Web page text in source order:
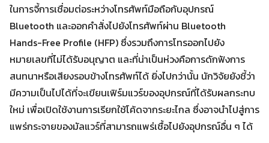
Search
for:
Search
ในการจี้การเชื่อมต่อระหว่างโทรศัพท์มือถือกับอุปกรณ์
Bluetooth และออกคำสั่งไปยังโทรศัพท์ผ่าน Bluetooth
Hands-Free Profile (HFP) ซึ่งรวมถึงการโทรออกไปยัง
หมายเลขที่ไม่ได้รับอนุญาต และที่น่าเป็นห่วงคือการดักฟังการ
สนทนาหรือเสียงรอบข้างโทรศัพท์ได้ ยิ่งไปกว่านั้น นักวิจัยยังชี้ว่า
มีความเป็นไปได้ที่จะเขียนเฟิร์มแวร์ของอุปกรณ์ที่ได้รับผลกระทบ
ใหม่ เพื่อเปิดใช้งานการเรียกใช้โค้ดจากระยะไกล ซึ่งอาจนำไปสู่การ
แพร่กระจายของมัลแวร์ที่สามารถแพร่เชื้อไปยังอุปกรณ์อื่น ๆ ได้